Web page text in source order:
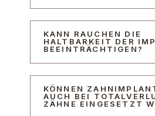
KANN RAUCHEN DIE
HALTBARKEIT DER
BEEINTRÄCHTIGEN?
KÖNNEN
AUCH BEI
ZÄHNE EINGESETZT